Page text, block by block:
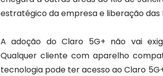
estratégico da empresa e liberação das
A adoção do Claro 5G+ não vai
Qualquer cliente com aparelho
tecnologia pode ter acesso ao Claro